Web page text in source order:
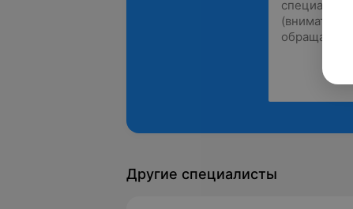
Другие специалисты